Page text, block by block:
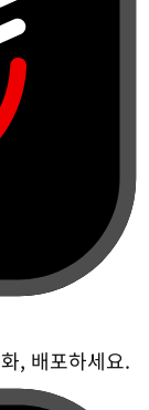
, 배포하세요.